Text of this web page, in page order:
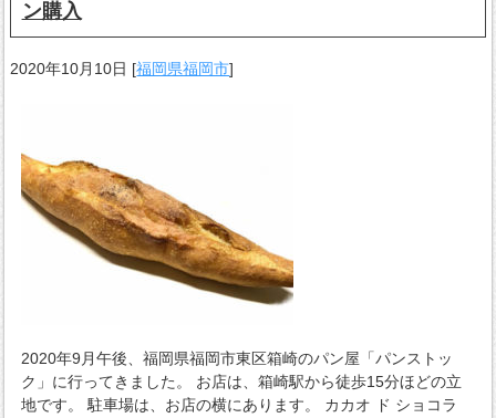
ン購入
2020年10月10日 [福岡県福岡市]
2020年9月午後、福岡県福岡市東区箱崎のパン屋「パンストッ
ク」に行ってきました。 お店は、箱崎駅から徒歩15分ほどの立
地です。 駐車場は、お店の横にあります。 カカオ ド ショコラ